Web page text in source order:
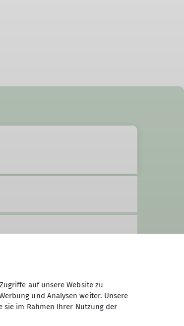
auf unsere Website zu
und Analysen weiter. Unsere
im Rahmen Ihrer Nutzung der